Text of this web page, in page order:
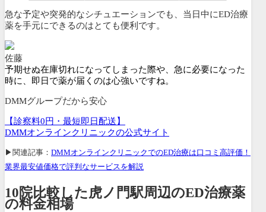
急な予定や突発的なシチュエーションでも、当日中にED治療
薬を手元にできるのはとても便利です。
佐藤
予期せぬ在庫切れになってしまった際や、急に必要になった
時に、即日で薬が届くのは心強いですね。
DMMグループだから安心
【診察料0円・最短即日配送】
DMMオンラインクリニックの公式サイト
▶関連記事： DMMオンラインクリニックでのED治療は口コミ高評価！
業界最安値価格で評判なサービスを解説
10院比較した虎ノ門駅周辺のED治療薬
の料金相場